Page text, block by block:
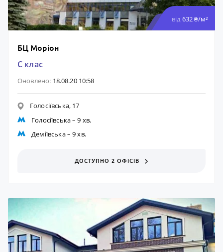
від 632 ₴/м²
БЦ Моріон
C клас
Оновлено: 18.08.20 10:58
Голосіївська, 17
Голосіївська– 9 хв.
Деміївська– 9 хв.
ДОСТУПНО 2 ОФІСІВ